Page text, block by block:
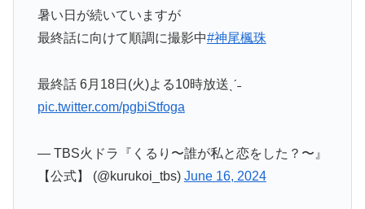
暑い日が続いていますが
最終話に向けて順調に撮影中#神尾楓珠
最終話 6月18日(火)よる10時放送ˎˊ˗
pic.twitter.com/pgbiStfoga
— TBS火ドラ『くるり〜誰が私と恋をした？〜』
【公式】 (@kurukoi_tbs) June 16, 2024